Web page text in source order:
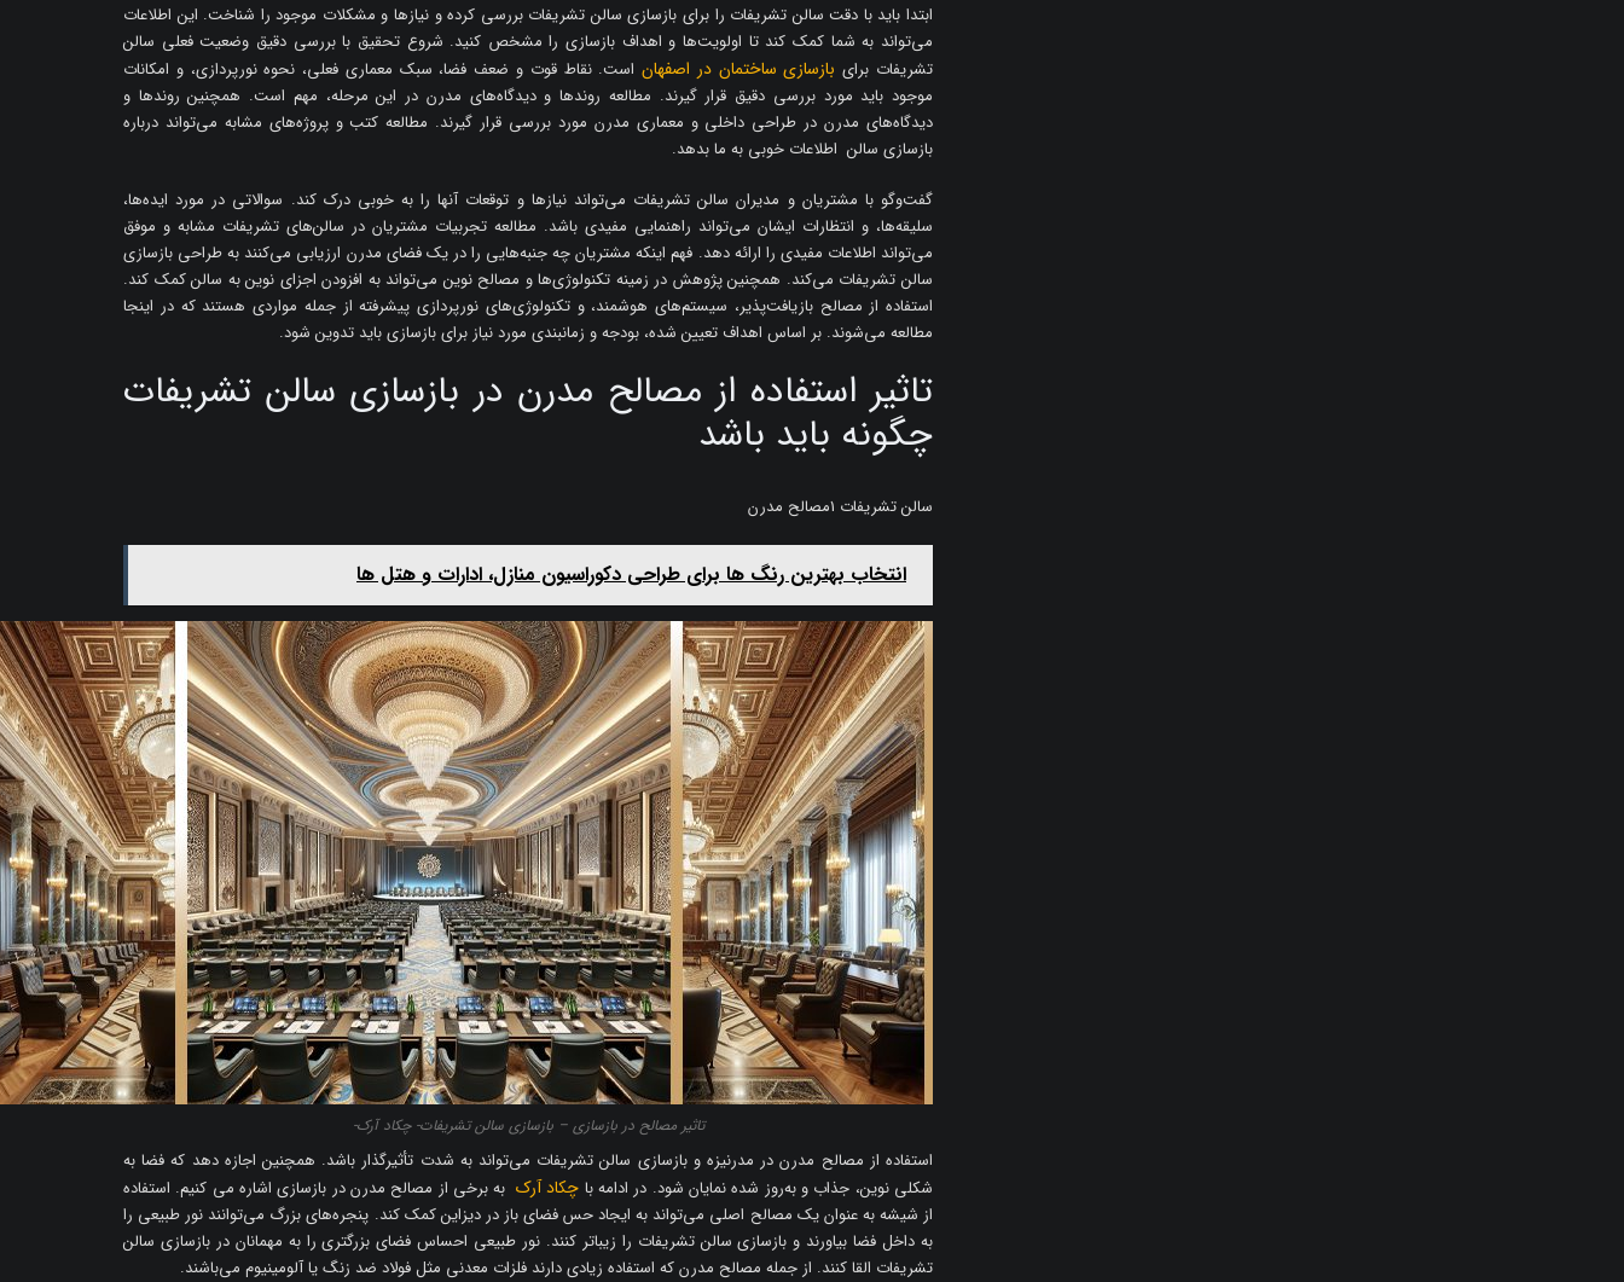
ابتدا باید با دقت سالن تشریفات را برای بازسازی سالن تشریفات بررسی کرده و نیازها و مشکلات موجود را شناخت. این اطلاعات
می‌تواند به شما کمک کند تا اولویت‌ها و اهداف بازسازی را مشخص کنید. شروع تحقیق با بررسی دقیق وضعیت فعلی سالن
تشریفات برای بازسازی ساختمان در اصفهاناست. نقاط قوت و ضعف فضا، سبک معماری فعلی، نحوه نورپردازی، و امکانات
موجود باید مورد بررسی دقیق قرار گیرند. مطالعه روندها و دیدگاه‌های مدرن در این مرحله، مهم است. همچنین روندها و
دیدگاه‌های مدرن در طراحی داخلی و معماری مدرن مورد بررسی قرار گیرند. مطالعه کتب و پروژه‌های مشابه می‌تواند درباره
بازسازی سالن اطلاعات خوبی به ما بدهد.
گفت‌وگو با مشتریان و مدیران سالن تشریفات می‌تواند نیازها و توقعات آنها را به خوبی درک کند. سوالاتی در مورد ایده‌ها،
سلیقه‌ها، و انتظارات ایشان می‌تواند راهنمایی مفیدی باشد. مطالعه تجربیات مشتریان در سالن‌های تشریفات مشابه و موفق
می‌تواند اطلاعات مفیدی را ارائه دهد. فهم اینکه مشتریان چه جنبه‌هایی را در یک فضای مدرن ارزیابی می‌کنند به طراحی بازسازی
سالن تشریفات می‌کند. همچنین پژوهش در زمینه تکنولوژی‌ها و مصالح نوین می‌تواند به افزودن اجزای نوین به سالن کمک کند.
استفاده از مصالح بازیافت‌پذیر، سیستم‌های هوشمند، و تکنولوژی‌های نورپردازی پیشرفته از جمله مواردی هستند که در اینجا
مطالعه می‌شوند. بر اساس اهداف تعیین شده، بودجه و زمانبندی مورد نیاز برای بازسازی باید تدوین شود.
تاثیر استفاده از مصالح مدرن در بازسازی سالن تشریفات
چگونه باید باشد
سالن تشریفات 1مصالح مدرن
انتخاب بهترین رنگ‌ ها برای طراحی دکوراسیون منازل، ادارات و هتل‌ ها
تاثیر مصالح در بازسازی – بازسازی سالن تشریفات- چکاد آرک-
استفاده از مصالح مدرن در مدرنیزه و بازسازی سالن تشریفات می‌تواند به شدت تأثیرگذار باشد. همچنین اجازه دهد که فضا به
شکلی نوین، جذاب و به‌روز شده نمایان شود. در ادامه با چکاد آرک به برخی از مصالح مدرن در بازسازی اشاره می کنیم. استفاده
از شیشه به عنوان یک مصالح اصلی می‌تواند به ایجاد حس فضای باز در دیزاین کمک کند. پنجره‌های بزرگ می‌توانند نور طبیعی را
به داخل فضا بیاورند و بازسازی سالن تشریفات را زیباتر کنند. نور طبیعی احساس فضای بزرگتری را به مهمانان در بازسازی سالن
تشریفات القا کنند. از جمله مصالح مدرن که استفاده زیادی دارند فلزات معدنی مثل فولاد ضد زنگ یا آلومینیوم می‌باشند.